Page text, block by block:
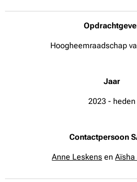
Hoogheemraadschap
Jaar
2023 - heden
Contactpersoon
Anne Leskens en